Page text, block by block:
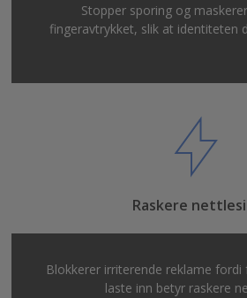
Stopper sporing og
fingeravtrykket, slik at identiteten
Raskere
Blokkerer irriterende reklame
laste inn betyr raskere